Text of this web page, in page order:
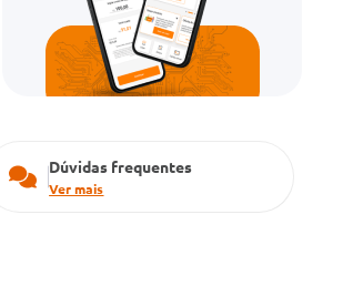
Dúvidas frequentes
Ver mais